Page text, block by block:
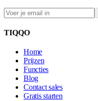
TIQQO
Home
Prijzen
Functies
Blog
Contact sales
Gratis starten